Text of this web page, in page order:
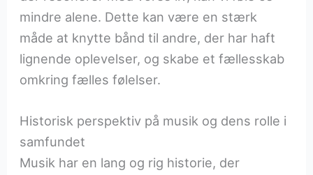
mindre alene. Dette kan være en stærk
måde at knytte bånd til andre, der har haft
lignende oplevelser, og skabe et fællesskab
omkring fælles følelser.
Historisk perspektiv på musik og dens rolle i
samfundet
Musik har en lang og rig historie, der